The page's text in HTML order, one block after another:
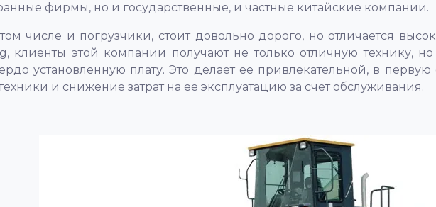
фирмы, но и государственные, и частные китайские компании.
числе и погрузчики, стоит довольно дорого, но отличается
клиенты этой компании получают не только отличную технику,
установленную плату. Это делает ее привлекательной, в
и снижение затрат на ее эксплуатацию за счет обслуживания.